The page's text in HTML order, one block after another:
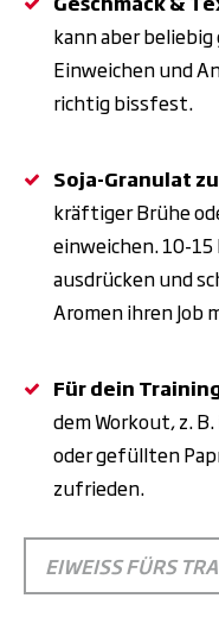
kann aber
Einweichen und
richtig bissfest.
Soja-Granulat
kräftiger Brühe
einweichen. 10-
ausdrücken und
Aromen ihren Job
Für dein
dem Workout, z.
oder gefüllten
zufrieden.
EIWEISS FÜRS